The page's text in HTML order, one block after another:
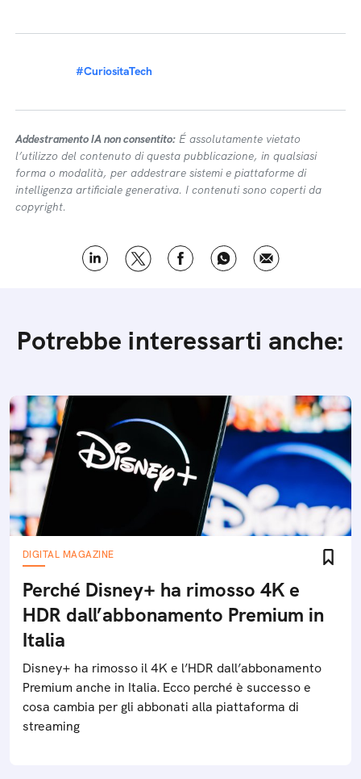
#CuriositaTech
Addestramento IA non consentito: É assolutamente vietato
l’utilizzo del contenuto di questa pubblicazione, in qualsiasi
forma o modalità, per addestrare sistemi e piattaforme di
intelligenza artificiale generativa. I contenuti sono coperti da
copyright.
Potrebbe interessarti anche:
DIGITAL MAGAZINE
Perché Disney+ ha rimosso 4K e
HDR dall’abbonamento Premium in
Italia
Disney+ ha rimosso il 4K e l’HDR dall’abbonamento
Premium anche in Italia. Ecco perché è successo e
cosa cambia per gli abbonati alla piattaforma di
streaming